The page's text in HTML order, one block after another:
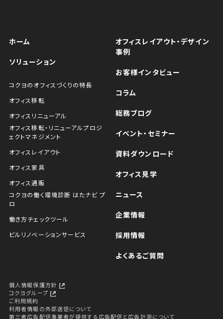
ホーム
ソリューション
コクヨのオフィスづくりの特長
オフィス移転
オフィスリニューアル
オフィス移転・リニューアルプロジ
ェクトマネジメント
オフィスレイアウト
オフィス家具
オフィス通販
コクヨの働く環境診断 はたナビ プ
ロ
働き方チェックツール
ビルリノベーションサービス
オフィスレイアウト・デザイン
事例
お客様インタビュー
コラム
総務ブログ
イベント・セミナー
資料ダウンロード
オフィス見学
ニュース
企業情報
採用情報
よくあるご質問
個人情報保護方針
コクヨグループ
ご利用規約
利用者情報の外部送信について
第三者広告配信事業者が提供する広告配信と広告計測について